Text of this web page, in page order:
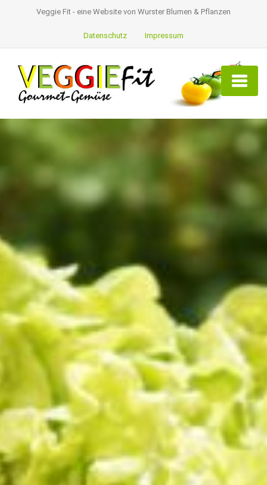
Veggie Fit - eine Website von Wurster Blumen & Pflanzen
Datenschutz Impressum